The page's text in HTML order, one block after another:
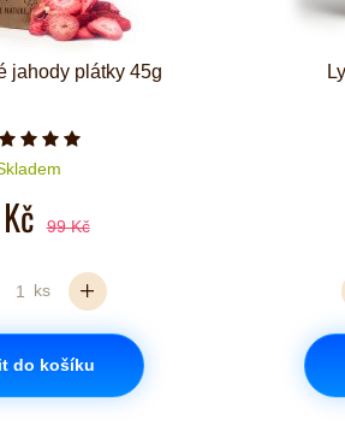
jahody plátky 45g
Počet hvězdiček je 5 z 5
99 Kč
ks
do košíku